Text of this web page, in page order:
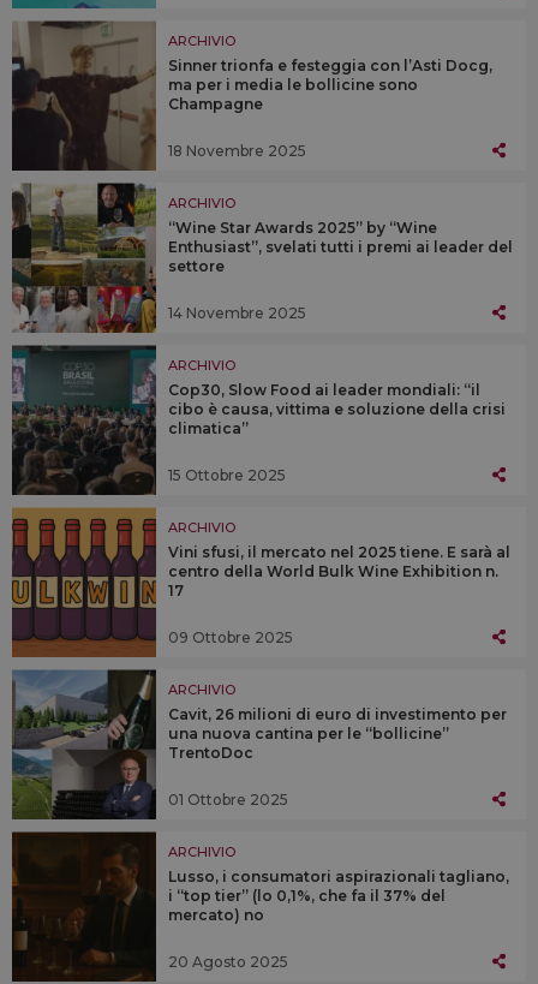
ARCHIVIO
Sinner trionfa e festeggia con l’Asti Docg,
ma per i media le bollicine sono
Champagne
18 Novembre 2025
ARCHIVIO
“Wine Star Awards 2025” by “Wine
Enthusiast”, svelati tutti i premi ai leader del
settore
14 Novembre 2025
ARCHIVIO
Cop30, Slow Food ai leader mondiali: “il
cibo è causa, vittima e soluzione della crisi
climatica”
15 Ottobre 2025
ARCHIVIO
Vini sfusi, il mercato nel 2025 tiene. E sarà al
centro della World Bulk Wine Exhibition n.
17
09 Ottobre 2025
ARCHIVIO
Cavit, 26 milioni di euro di investimento per
una nuova cantina per le “bollicine”
TrentoDoc
01 Ottobre 2025
ARCHIVIO
Lusso, i consumatori aspirazionali tagliano,
i “top tier” (lo 0,1%, che fa il 37% del
mercato) no
20 Agosto 2025